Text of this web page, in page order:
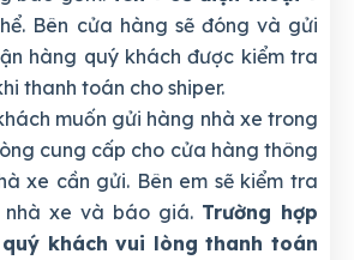
Bên cửa hàng sẽ đóng và gửi
hàng quý khách được kiểm tra
thanh toán cho shiper.
muốn gửi hàng nhà xe trong
cung cấp cho cửa hàng thông
xe cần gửi. Bên em sẽ kiểm tra
nhà xe và báo giá. Trường hợp
khách vui lòng thanh toán